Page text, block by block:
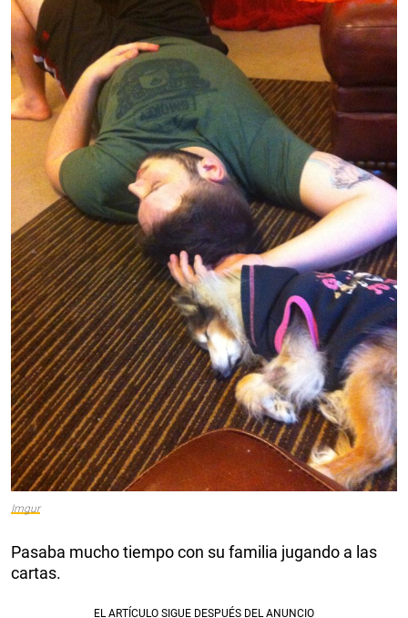
Imgur
Pasaba mucho tiempo con su familia jugando a las
cartas.